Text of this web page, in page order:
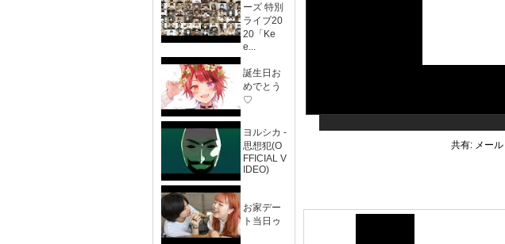
ーズ 特別
ライブ20
20「Ke
e...
誕生日お
めでとう
♡
ヨルシカ -
思想犯(O
FFICIAL V
IDEO)
お家デー
ト当日ゥ
共有: メール